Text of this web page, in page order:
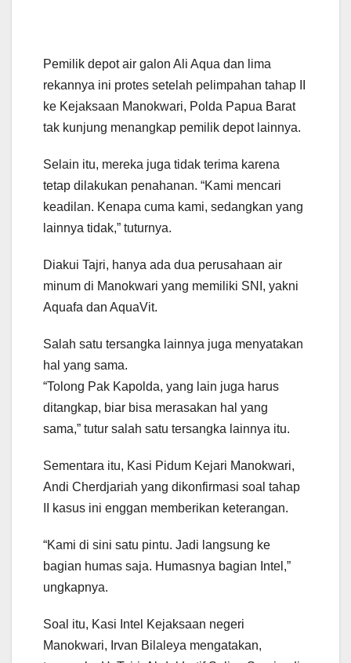
Pemilik depot air galon Ali Aqua dan lima
rekannya ini protes setelah pelimpahan tahap II
ke Kejaksaan Manokwari, Polda Papua Barat
tak kunjung menangkap pemilik depot lainnya.
Selain itu, mereka juga tidak terima karena
tetap dilakukan penahanan. “Kami mencari
keadilan. Kenapa cuma kami, sedangkan yang
lainnya tidak,” tuturnya.
Diakui Tajri, hanya ada dua perusahaan air
minum di Manokwari yang memiliki SNI, yakni
Aquafa dan AquaVit.
Salah satu tersangka lainnya juga menyatakan
hal yang sama.
“Tolong Pak Kapolda, yang lain juga harus
ditangkap, biar bisa merasakan hal yang
sama,” tutur salah satu tersangka lainnya itu.
Sementara itu, Kasi Pidum Kejari Manokwari,
Andi Cherdjariah yang dikonfirmasi soal tahap
II kasus ini enggan memberikan keterangan.
“Kami di sini satu pintu. Jadi langsung ke
bagian humas saja. Humasnya bagian Intel,”
ungkapnya.
Soal itu, Kasi Intel Kejaksaan negeri
Manokwari, Irvan Bilaleya mengatakan,